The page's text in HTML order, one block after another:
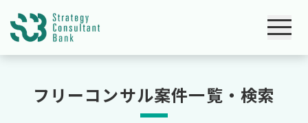
フリーコンサル案件一覧・検索